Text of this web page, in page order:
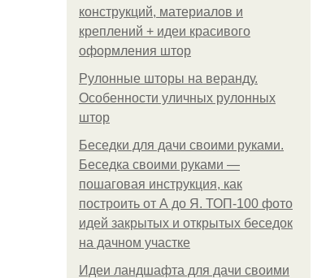
конструкций, материалов и
креплений + идеи красивого
оформления штор
Рулонные шторы на веранду.
Особенности уличных рулонных
штор
Беседки для дачи своими руками.
Беседка своими руками —
пошаговая инструкция, как
построить от А до Я. ТОП-100 фото
идей закрытых и открытых беседок
на дачном участке
Идеи ландшафта для дачи своими